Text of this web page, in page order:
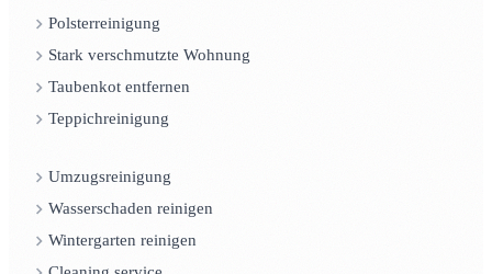
Polsterreinigung
Stark verschmutzte Wohnung
Taubenkot entfernen
Teppichreinigung
Umzugsreinigung
Wasserschaden reinigen
Wintergarten reinigen